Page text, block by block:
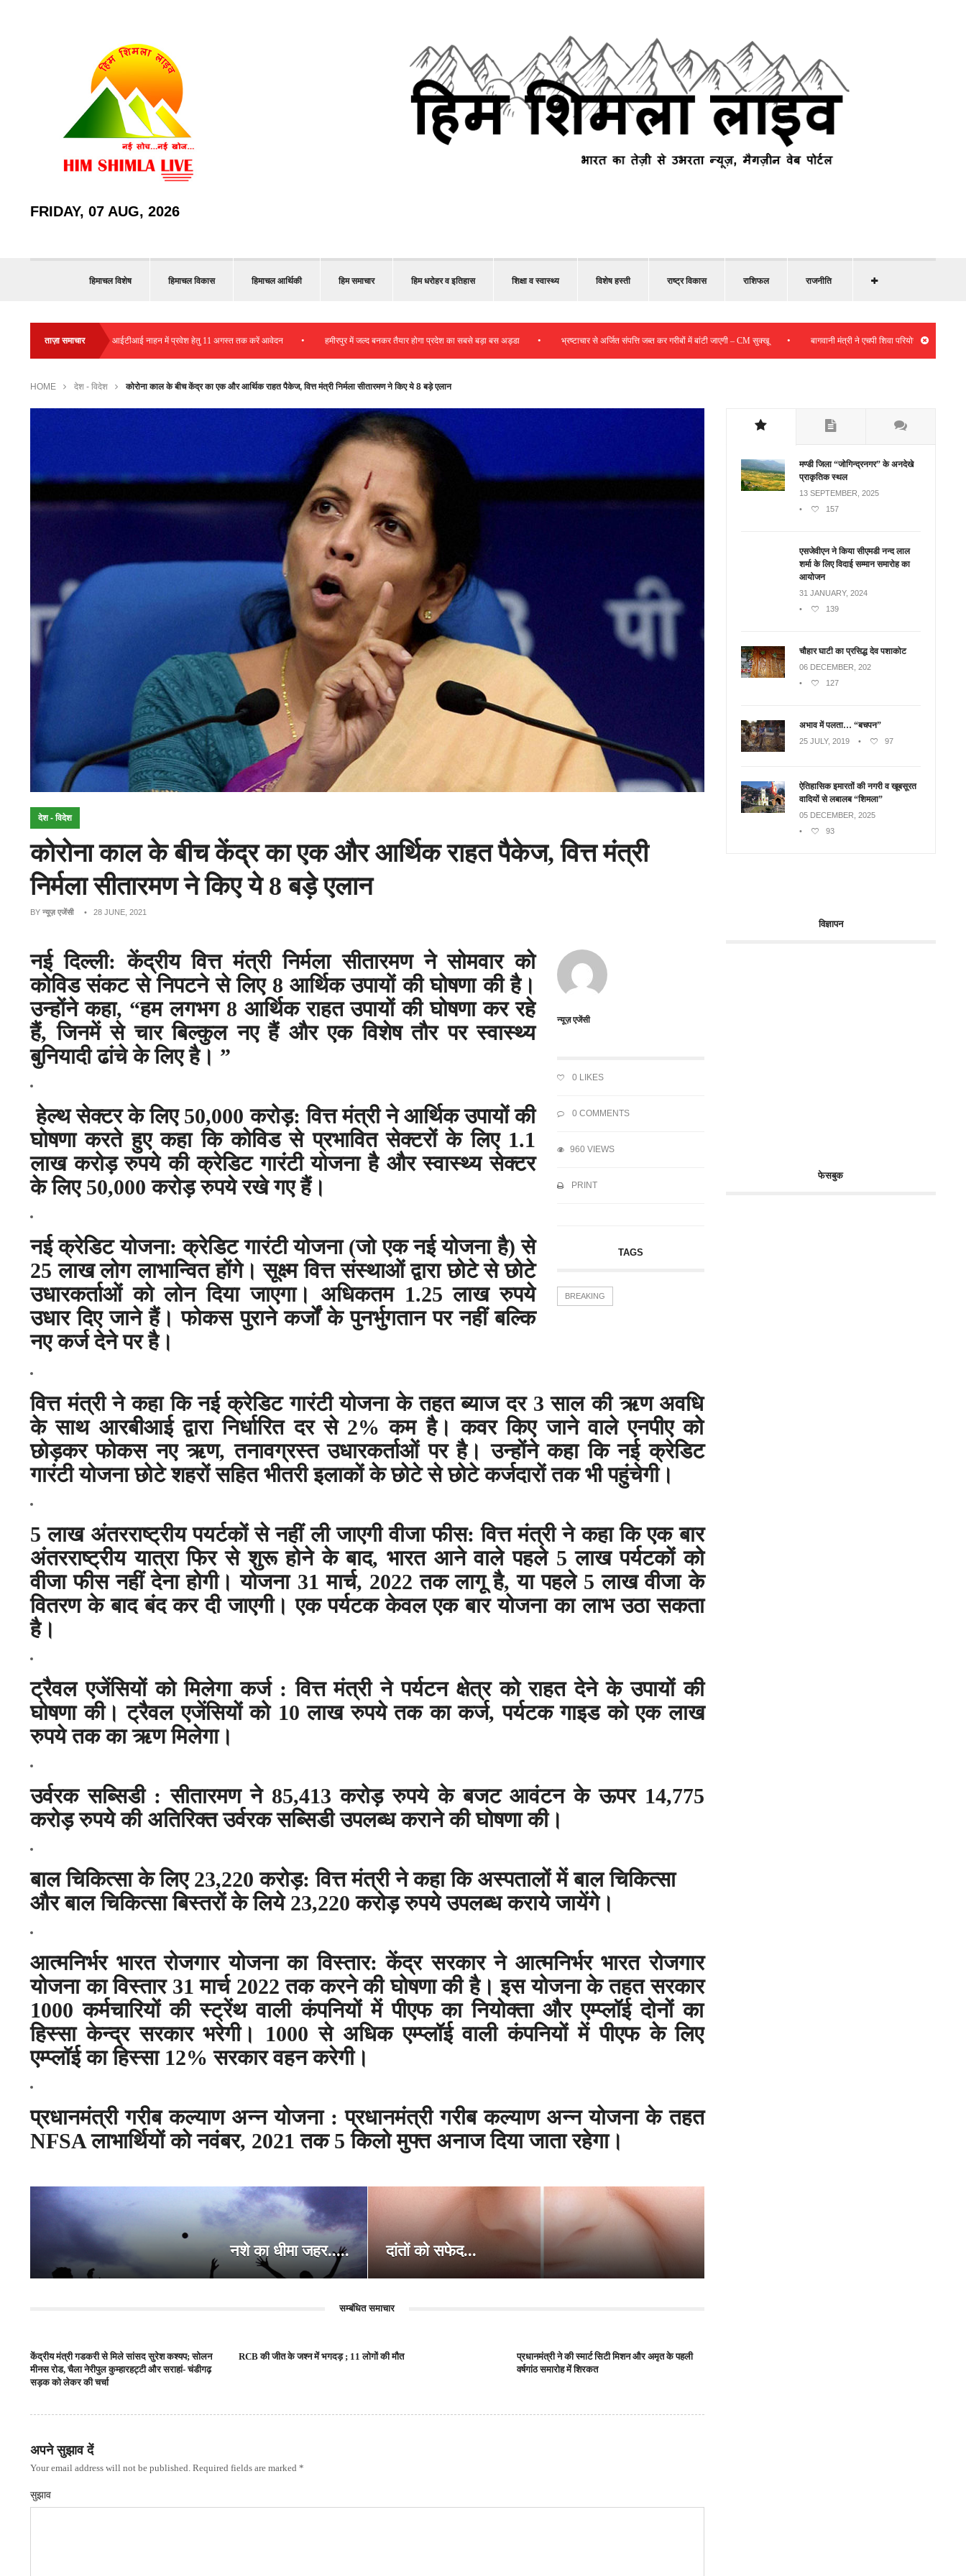
FRIDAY, 07 AUG, 2026
हिमाचल विशेष हिमाचल विकास हिमाचल आर्थिकी हिम समाचार हिम धरोहर व इतिहास शिक्षा व स्वास्थ्य विशेष हस्ती राष्ट्र विकास राशिफल राजनीति
ताज़ा समाचार
• आईटीआई नाहन में प्रवेश हेतु 11 अगस्त तक करें आवेदन • हमीरपुर में जल्द बनकर तैयार होगा प्रदेश का सबसे बड़ा बस अड्डा • भ्रष्टाचार से अर्जित संपत्ति जब्त कर गरीबों में बांटी जाएगी – CM सुक्खू • बागवानी मंत्री ने एचपी शिवा परियोजना की समीक्षा की;
HOME देश - विदेश कोरोना काल के बीच केंद्र का एक और आर्थिक राहत पैकेज, वित्त मंत्री निर्मला सीतारमण ने किए ये 8 बड़े एलान
देश - विदेश
कोरोना काल के बीच केंद्र का एक और आर्थिक राहत पैकेज, वित्त मंत्री
निर्मला सीतारमण ने किए ये 8 बड़े एलान
BY न्यूज़ एजेंसी • 28 JUNE, 2021
न्यूज़ एजेंसी
0 LIKES
0 COMMENTS
960 VIEWS
PRINT
TAGS
BREAKING
नई दिल्ली: केंद्रीय वित्त मंत्री निर्मला सीतारमण ने सोमवार को
कोविड संकट से निपटने से लिए 8 आर्थिक उपायों की घोषणा की है।
उन्होंने कहा, “हम लगभग 8 आर्थिक राहत उपायों की घोषणा कर रहे
हैं,जिनमें से चार बिल्कुल नए हैं और एक विशेष तौर पर स्वास्थ्य
बुनियादी ढांचे के लिए है। ”
हेल्थ सेक्टर के लिए 50,000 करोड़: वित्त मंत्री ने आर्थिक उपायों की
घोषणा करते हुए कहा कि कोविड से प्रभावित सेक्टरों के लिए 1.1
लाख करोड़ रुपये की क्रेडिट गारंटी योजना है और स्वास्थ्य सेक्टर
के लिए 50,000 करोड़ रुपये रखे गए हैं।
नई क्रेडिट योजना: क्रेडिट गारंटी योजना (जो एक नई योजना है) से
25 लाख लोग लाभान्वित होंगे। सूक्ष्म वित्त संस्थाओं द्वारा छोटे से छोटे
उधारकर्ताओं को लोन दिया जाएगा। अधिकतम 1.25 लाख रुपये
उधार दिए जाने हैं। फोकस पुराने कर्जों के पुनर्भुगतान पर नहीं बल्कि
नए कर्ज देने पर है।
वित्त मंत्री ने कहा कि नई क्रेडिट गारंटी योजना के तहत ब्याज दर 3 साल की ऋण अवधि
के साथ आरबीआई द्वारा निर्धारित दर से 2% कम है। कवर किए जाने वाले एनपीए को
छोड़कर फोकस नए ऋण,तनावग्रस्त उधारकर्ताओं पर है। उन्होंने कहा कि नई क्रेडिट
गारंटी योजना छोटे शहरों सहित भीतरी इलाकों के छोटे से छोटे कर्जदारों तक भी पहुंचेगी।
5 लाख अंतरराष्ट्रीय पयर्टकों से नहीं ली जाएगी वीजा फीस: वित्त मंत्री ने कहा कि एक बार
अंतरराष्ट्रीय यात्रा फिर से शुरू होने के बाद,भारत आने वाले पहले 5 लाख पर्यटकों को
वीजा फीस नहीं देना होगी। योजना 31 मार्च, 2022 तक लागू है,या पहले 5 लाख वीजा के
वितरण के बाद बंद कर दी जाएगी। एक पर्यटक केवल एक बार योजना का लाभ उठा सकता
है।
ट्रैवल एजेंसियों को मिलेगा कर्ज : वित्त मंत्री ने पर्यटन क्षेत्र को राहत देने के उपायों की
घोषणा की। ट्रैवल एजेंसियों को 10 लाख रुपये तक का कर्ज,पर्यटक गाइड को एक लाख
रुपये तक का ऋण मिलेगा।
उर्वरक सब्सिडी : सीतारमण ने 85,413 करोड़ रुपये के बजट आवंटन के ऊपर 14,775
करोड़ रुपये की अतिरिक्त उर्वरक सब्सिडी उपलब्ध कराने की घोषणा की।
बाल चिकित्सा के लिए 23,220 करोड़: वित्त मंत्री ने कहा कि अस्पतालों में बाल चिकित्सा
और बाल चिकित्सा बिस्तरों के लिये 23,220 करोड़ रुपये उपलब्ध कराये जायेंगे।
आत्मनिर्भर भारत रोजगार योजना का विस्तार: केंद्र सरकार ने आत्मनिर्भर भारत रोजगार
योजना का विस्तार 31 मार्च 2022 तक करने की घोषणा की है। इस योजना के तहत सरकार
1000 कर्मचारियों की स्ट्रेंथ वाली कंपनियों में पीएफ का नियोक्ता और एम्प्लॉई दोनों का
हिस्सा केन्द्र सरकार भरेगी। 1000 से अधिक एम्प्लॉई वाली कंपनियों में पीएफ के लिए
एम्प्लॉई का हिस्सा 12% सरकार वहन करेगी।
प्रधानमंत्री गरीब कल्याण अन्न योजना : प्रधानमंत्री गरीब कल्याण अन्न योजना के तहत
NFSAलाभार्थियों को नवंबर, 2021 तक 5 किलो मुफ्त अनाज दिया जाता रहेगा।
नशे का धीमा जहर..... दांतों को सफेद...
सम्बंधित समाचार
केंद्रीय मंत्री गडकरी से मिले सांसद सुरेश कश्यप; सोलन
मीनस रोड, चैला नेरीपुल कुम्हारहट्टी और सराहां- चंडीगढ़
सड़क को लेकर की चर्चा
RCB की जीत के जश्न में भगदड़ ; 11 लोगों की मौत
प्रधानमंत्री ने की स्मार्ट सिटी मिशन और अमृत के पहली
वर्षगांठ समारोह में शिरकत
अपने सुझाव दें
Your email address will not be published. Required fields are marked *
सुझाव
मण्डी जिला “जोगिन्द्रनगर” के अनदेखे
प्राकृतिक स्थल
13 SEPTEMBER, 2025
•
157
एसजेवीएन ने किया सीएमडी नन्‍द लाल
शर्मा के लिए विदाई सम्मान समारोह का
आयोजन
31 JANUARY, 2024
•
139
चौहार घाटी का प्रसिद्ध देव पशाकोट
06 DECEMBER, 202
•
127
अभाव में पलता… “बचपन”
25 JULY, 2019 • 97
ऐतिहासिक इमारतों की नगरी व खूबसूरत
वादियों से लबालब “शिमला”
05 DECEMBER, 2025
•
93
विज्ञापन
फेसबुक